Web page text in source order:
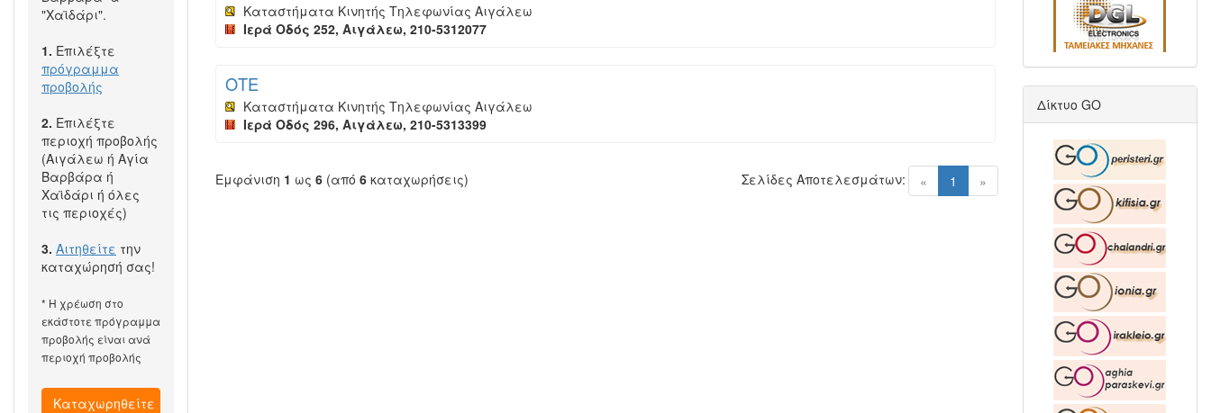
Καταστήματα Κινητής Τηλεφωνίας Αιγάλεω
Ιερά Οδός 252, Αιγάλεω, 210-5312077
ΟΤΕ
Καταστήματα Κινητής Τηλεφωνίας Αιγάλεω
Ιερά Οδός 296, Αιγάλεω, 210-5313399
Εμφάνιση 1 ως 6 (από 6 καταχωρήσεις) « 1 (current)
»
Σελίδες Αποτελεσμάτων:
"Χαϊδάρι".
1. Επιλέξτε
πρόγραμμα
προβολής
2. Επιλέξτε
περιοχή προβολής
(Αιγάλεω ή Αγία
Βαρβάρα ή
Χαϊδάρι ή όλες
τις περιοχές)
3. Αιτηθείτε την
καταχώρησή σας!
* Η χρέωση στο
εκάστοτε πρόγραμμα
προβολής είναι ανά
περιοχή προβολής
Καταχωρηθείτε
Δίκτυο GO